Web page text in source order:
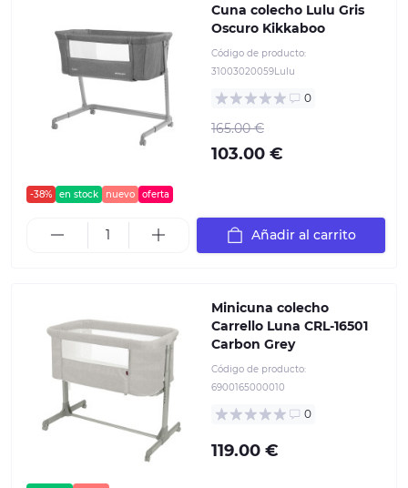
-38% en stock nuevo oferta
Cuna colecho Lulu Gris
Oscuro Kikkaboo
Código de producto:
31003020059Lulu
0
165.00 €
103.00 €
Añadir al carrito
Minicuna colecho
Carrello Luna CRL-16501
Carbon Grey
Código de producto:
6900165000010
0
119.00 €